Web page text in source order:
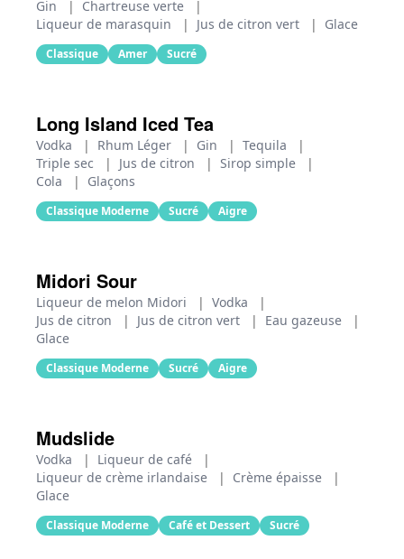
Gin | Chartreuse verte
|
Liqueur de marasquin
| Jus de citron vert | Glace
Classique Amer Sucré
Long Island Iced Tea
Vodka | Rhum Léger | Gin | Tequila
|
Triple sec
| Jus de citron | Sirop simple
|
Cola
| Glaçons
Classique Moderne Sucré Aigre
Midori Sour
Liqueur de melon Midori | Vodka
|
Jus de citron
| Jus de citron vert | Eau gazeuse
|
Glace
Classique Moderne Sucré Aigre
Mudslide
Vodka | Liqueur de café
|
Liqueur de crème irlandaise
| Crème épaisse
|
Glace
Classique Moderne Café et Dessert Sucré